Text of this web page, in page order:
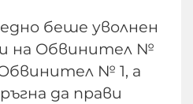
беше уволнен
на Обвинител №
№ 1, а
да прави